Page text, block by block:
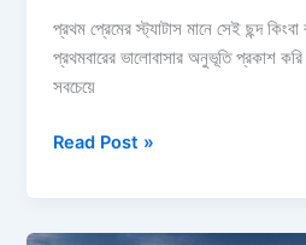
প্রথম প্রেমের স্ট্যাটাস মানে সেই ছন্দ
প্রথমবারের ভালোবাসার অনুভূতি প্রকাশ
সবচেয়ে
১৫০+
স্ট্যাটাস:
Read Post »